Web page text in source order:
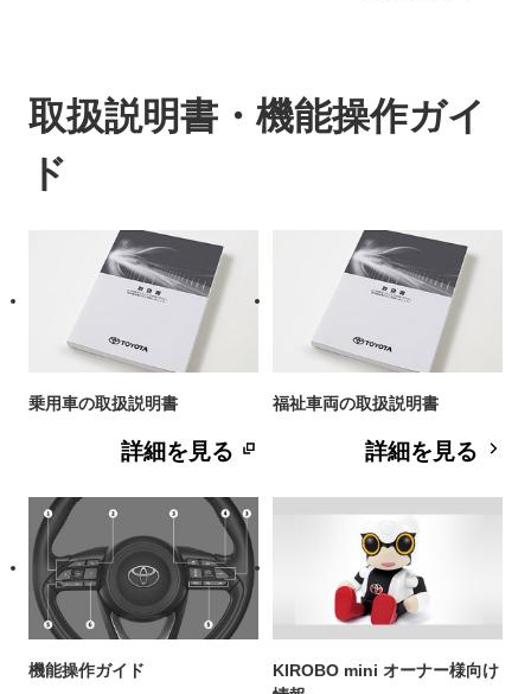
取扱説明書・機能操作ガイ
ド
乗用車の取扱説明書
詳細を見る
福祉車両の取扱説明書
詳細を見る
機能操作ガイド
KIROBO mini オーナー様向け